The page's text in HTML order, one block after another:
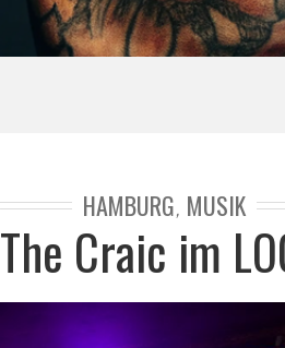
HAMBURG, MUSIK
The Craic im